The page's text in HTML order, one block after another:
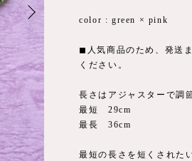
color : green × pink
◼︎人気商品のため、発送
ください。
長さはアジャスターで調
最短 29cm
最長 36cm
最短の長さを短くされた